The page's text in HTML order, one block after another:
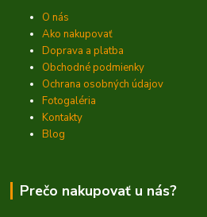
O nás
Ako nakupovať
Doprava a platba
Obchodné podmienky
Ochrana osobných údajov
Fotogaléria
Kontakty
Blog
Prečo nakupovať u nás?